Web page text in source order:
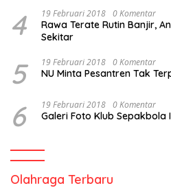
4 19 Februari 2018 0 Komentar
Rawa Terate Rutin Banjir,
Sekitar
5 19 Februari 2018 0 Komentar
NU Minta Pesantren Tak
6 19 Februari 2018 0 Komentar
Galeri Foto Klub
Olahraga Terbaru